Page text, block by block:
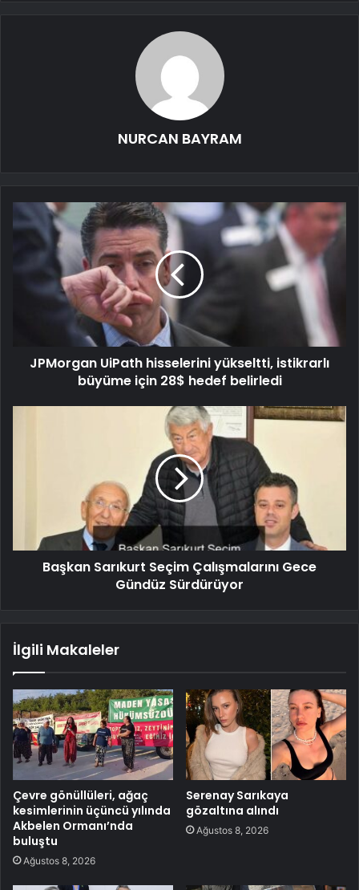
NURCAN BAYRAM
JPMorgan UiPath hisselerini yükseltti, istikrarlı
büyüme için 28$ hedef belirledi
Başkan Sarıkurt Seçim Çalışmalarını Gece
Gündüz Sürdürüyor
İlgili Makaleler
Çevre gönüllüleri, ağaç
kesimlerinin üçüncü yılında
Akbelen Ormanı’nda
buluştu
Ağustos 8, 2026
Serenay Sarıkaya
gözaltına alındı
Ağustos 8, 2026